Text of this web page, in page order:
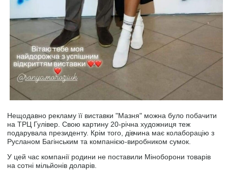
Нещодавно рекламу її виставки "Мазня" можна було побачити
на ТРЦ Гулівер. Свою картину 20-річна художниця теж
подарувала президенту. Крім того, дівчина має колаборацію з
Русланом Багінським та компанією-виробником сумок.
У цей час компанії родини не поставили Міноборони товарів
на сотні мільйонів доларів.